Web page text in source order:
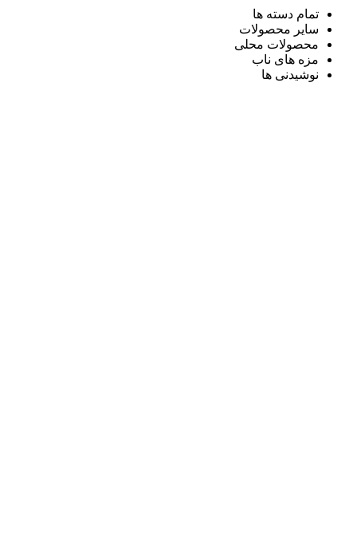
تمام دسته ها
سایر محصولات
محصولات محلی
مزه های ناب
نوشیدنی ها